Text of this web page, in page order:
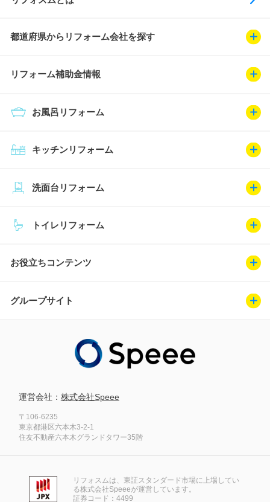
都道府県からリフォーム会社を探す
リフォーム補助金情報
キッチンリフォーム
お風呂リフォーム
トイレリフォーム
洗面台リフォーム
お役立ちコンテンツ
グループサイト
運営会社： 株式会社Speee
〒106-6235
東京都港区六本木3-2-1
住友不動産六本木グランドタワー35階
リフォスムは、東証スタンダード市場に上場してい
る株式会社Speeeが運営しています。
証券コード：4499